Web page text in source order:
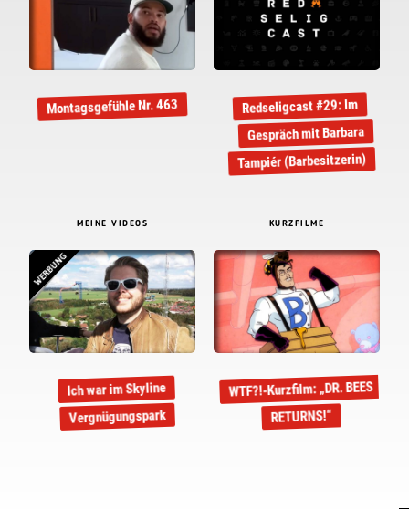
Montagsgefühle Nr. 463 Redseligcast #29: Im
Gespräch mit Barbara
Tampiér (Barbesitzerin)
MEINE VIDEOS
WERBUNG
Ich war im Skyline
Vergnügungspark
KURZFILME
WTF?!-Kurzfilm: „DR. BEES
RETURNS!“